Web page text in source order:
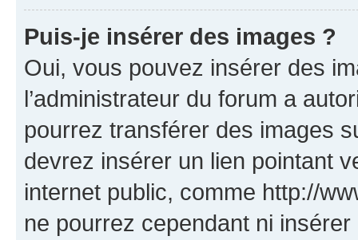
Puis-je insérer des images ?
Oui, vous pouvez insérer des
l’administrateur du forum a
pourrez transférer des images
devrez insérer un lien pointant
internet public, comme http://
ne pourrez cependant ni